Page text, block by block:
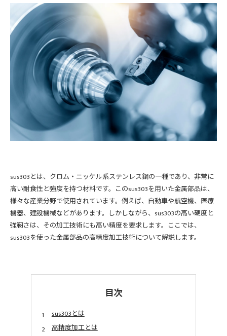
sus303とは、クロム・ニッケル系ステンレス鋼の一種であり、非常に
高い耐食性と強度を持つ材料です。このsus303を用いた金属部品は、
様々な産業分野で使用されています。例えば、自動車や航空機、医療
機器、建設機械などがあります。しかしながら、sus303の高い硬度と
強靭さは、その加工技術にも高い精度を要求します。ここでは、
sus303を使った金属部品の高精度加工技術について解説します。
目次
sus303とは
高精度加工とは